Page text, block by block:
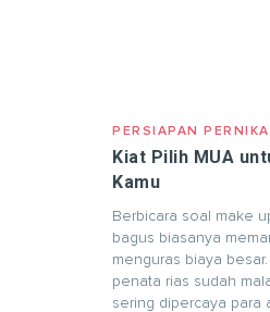
PERSIAPAN
Kiat Pilih MUA
Kamu
Berbicara soal make
bagus biasanya
menguras biaya
penata rias sudah
sering dipercaya para